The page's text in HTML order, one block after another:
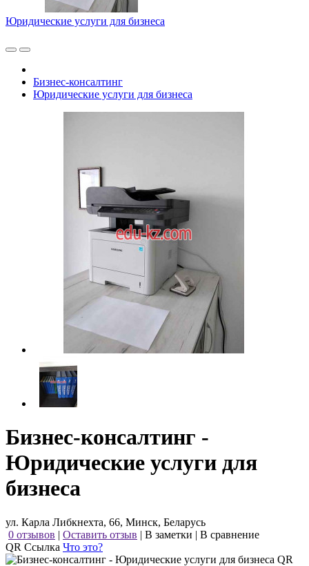
Юридические услуги для бизнеса
Бизнес-консалтинг
Юридические услуги для бизнеса
Бизнес-консалтинг -
Юридические услуги для
бизнеса
ул. Карла Либкнехта, 66, Минск, Беларусь
0 отзывов | Оставить отзыв | В заметки | В сравнение
QR Ссылка Что это?